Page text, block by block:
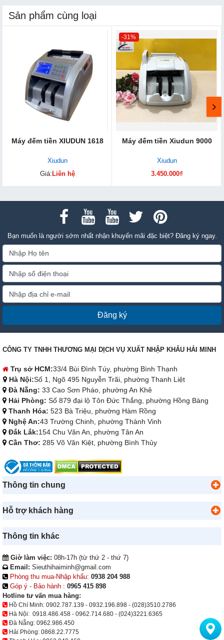
Sản phẩm cùng loại
Máy đếm tiền XIUDUN 1618
Xiudun
Giá: Liên hệ
-31%
Máy đếm tiền Xiudun 9000
Xiudun
3.450.000₫
Bạn muốn là người sớm nhất nhận khuyến mãi đặc biệt? Đăng ký ngay.
Đăng ký
CÔNG TY TNHH THƯƠNG MẠI DỊCH VỤ XUẤT NHẬP KHẨU HẢI MINH
Trụ sở HCM:33/4 Bùi Đình Túy, phường Bình Thạnh
Hà Nội:Số 1, Ngõ 495 Nguyễn Trãi, phường Thanh Liệt
Đà Nẵng: 33 Cao Sơn Pháo, phường An Khê
Hải Phòng: Số 879 đại lộ Tôn Đức Thắng, phường Hồng Bàng
Thanh Hóa: 523 Bà Triệu, phường Hàm Rồng
Nghệ An:43 Trường Chinh, phường Thành Vinh
Đắk Lắk:154 Chu Văn An, phường Tân An
Cần Thơ: 285 Võ Văn Kiệt, phường Bình Thủy
Thông tin chung
Hỗ trợ khách hàng
Thông tin khác
Giờ làm việc: 08h-17h (từ thứ 2 - thứ 7)
Email: Sieuthihaiminh@gmail.com
Phòng thu mua-Nhập khẩu: 0938 204 988
Góp ý - Bảo hành : 0965 415 898
Hotline tư vấn mua hàng:
Hồ Chí Minh: 0902.787.139 - 0932.196.898 - (028)3510.2786
Hà Nội: 0918.486.458 - 0962.714.680 - (024)3221.6365
Đà Nẵng: 0962.986.450
Hải Phòng: 0868.22.7775